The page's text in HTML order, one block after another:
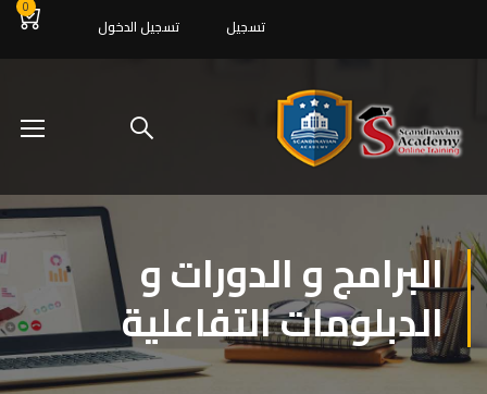
0
تسجيل تسجيل الدخول
البرامج و الدورات و
الدبلومات التفاعلية